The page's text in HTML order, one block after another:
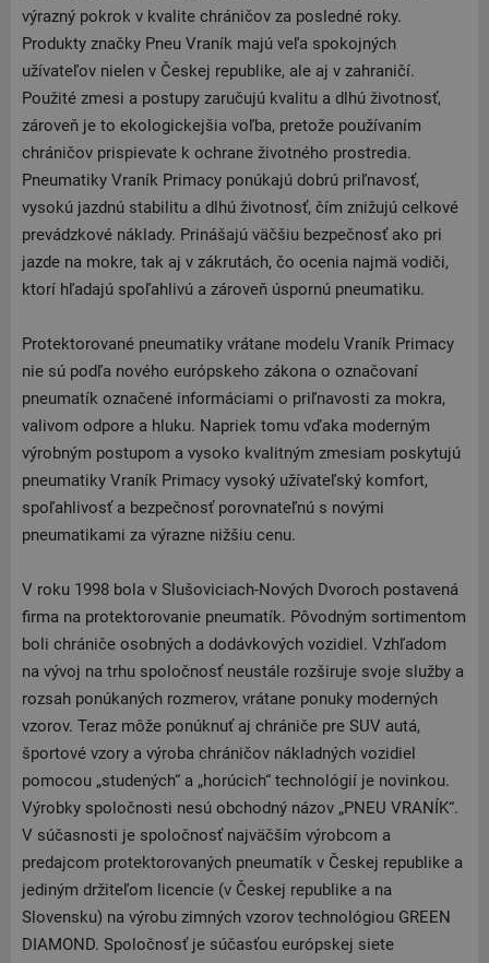
výrazný pokrok v kvalite chráničov za posledné roky.
Produkty značky Pneu Vraník majú veľa spokojných
užívateľov nielen v Českej republike, ale aj v zahraničí.
Použité zmesi a postupy zaručujú kvalitu a dlhú životnosť,
zároveň je to ekologickejšia voľba, pretože používaním
chráničov prispievate k ochrane životného prostredia.
Pneumatiky Vraník Primacy ponúkajú dobrú priľnavosť,
vysokú jazdnú stabilitu a dlhú životnosť, čím znižujú celkové
prevádzkové náklady. Prinášajú väčšiu bezpečnosť ako pri
jazde na mokre, tak aj v zákrutách, čo ocenia najmä vodiči,
ktorí hľadajú spoľahlivú a zároveň úspornú pneumatiku.
Protektorované pneumatiky vrátane modelu Vraník Primacy
nie sú podľa nového európskeho zákona o označovaní
pneumatík označené informáciami o priľnavosti za mokra,
valivom odpore a hluku. Napriek tomu vďaka moderným
výrobným postupom a vysoko kvalitným zmesiam poskytujú
pneumatiky Vraník Primacy vysoký užívateľský komfort,
spoľahlivosť a bezpečnosť porovnateľnú s novými
pneumatikami za výrazne nižšiu cenu.
V roku 1998 bola v Slušoviciach-Nových Dvoroch postavená
firma na protektorovanie pneumatík. Pôvodným sortimentom
boli chrániče osobných a dodávkových vozidiel. Vzhľadom
na vývoj na trhu spoločnosť neustále rozširuje svoje služby a
rozsah ponúkaných rozmerov, vrátane ponuky moderných
vzorov. Teraz môže ponúknuť aj chrániče pre SUV autá,
športové vzory a výroba chráničov nákladných vozidiel
pomocou „studených“ a „horúcich“ technológií je novinkou.
Výrobky spoločnosti nesú obchodný názov „PNEU VRANÍK“.
V súčasnosti je spoločnosť najväčším výrobcom a
predajcom protektorovaných pneumatík v Českej republike a
jediným držiteľom licencie (v Českej republike a na
Slovensku) na výrobu zimných vzorov technológiou GREEN
DIAMOND. Spoločnosť je súčasťou európskej siete